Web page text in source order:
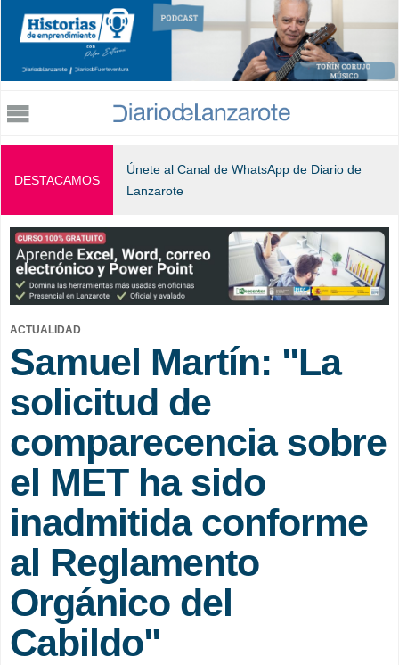
Jump to navigation
DESTACAMOS
Únete al Canal de WhatsApp de Diario de
Lanzarote
ACTUALIDAD
Samuel Martín: "La
solicitud de
comparecencia sobre
el MET ha sido
inadmitida conforme
al Reglamento
Orgánico del
Cabildo"